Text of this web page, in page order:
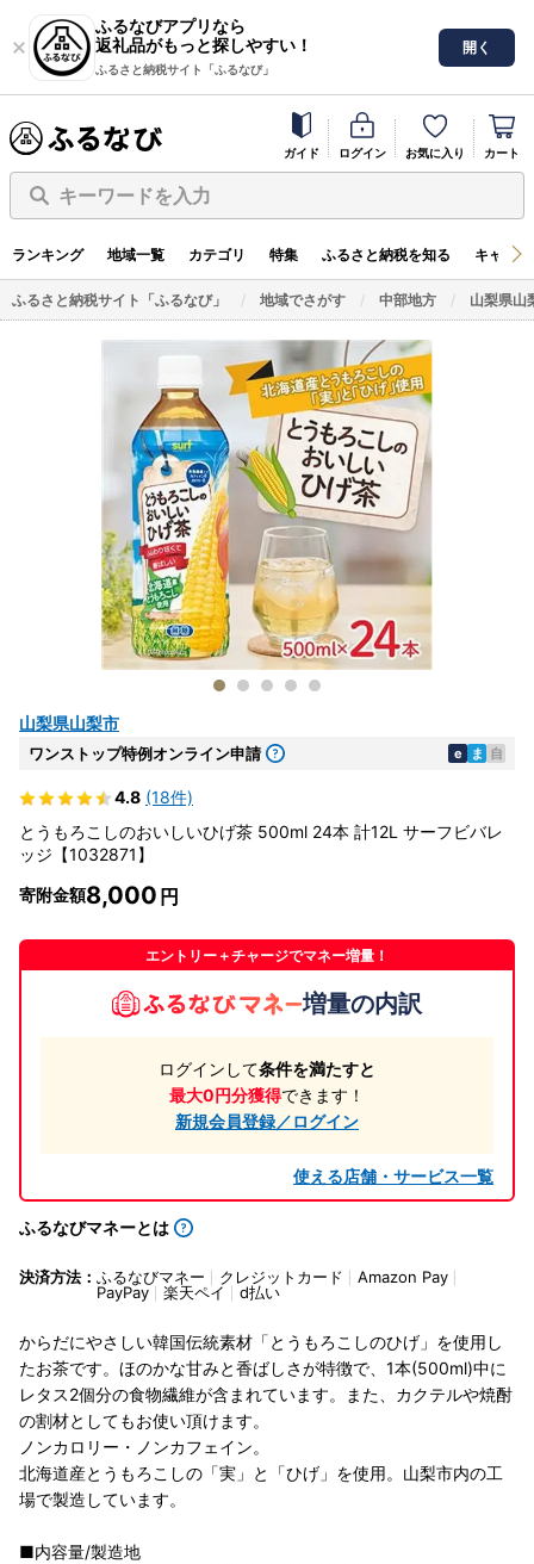
ふるなびアプリなら
返礼品がもっと探しやすい！
ふるさと納税サイト「ふるなび」
開く
ガイド ログイン お気に入り カート
キーワードを入力
ランキング 地域一覧 カテゴリ 特集 ふるさと納税を知る キャン
ふるさと納税サイト「ふるなび」 地域でさがす 中部地方 山梨県山
山梨県山梨市
ワンストップ特例オンライン申請 e ま 自
4.8 (18件)
とうもろこしのおいしいひげ茶 500ml 24本 計12L サーフビバレ
ッジ【1032871】
寄附金額8,000
エントリー＋チャージでマネー増量！
増量の内訳
ログインして条件を満たすと
最大0円分獲得できます！
新規会員登録／ログイン
使える店舗・サービス一覧
ふるなびマネーとは
決済方法： ふるなびマネー クレジットカード
Amazon Pay
PayPay
楽天ペイ d払い
からだにやさしい韓国伝統素材「とうもろこしのひげ」を使用し
たお茶です。ほのかな甘みと香ばしさが特徴で、1本(500ml)中に
レタス2個分の食物繊維が含まれています。また、カクテルや焼酎
の割材としてもお使い頂けます。
ノンカロリー・ノンカフェイン。
北海道産とうもろこしの「実」と「ひげ」を使用。山梨市内の工
場で製造しています。
■内容量/製造地